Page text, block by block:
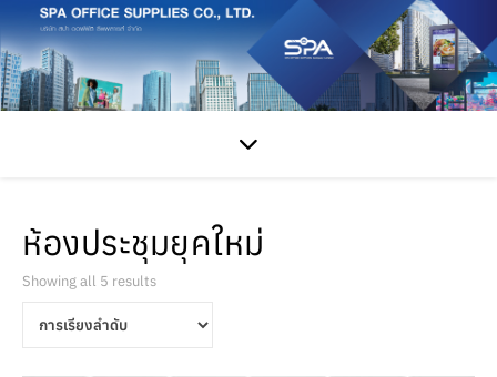
ห้องประชุมยุคใหม่
Showing all 5 results